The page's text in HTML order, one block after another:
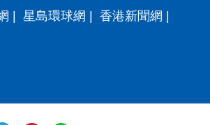
星島環球網 香港新聞網